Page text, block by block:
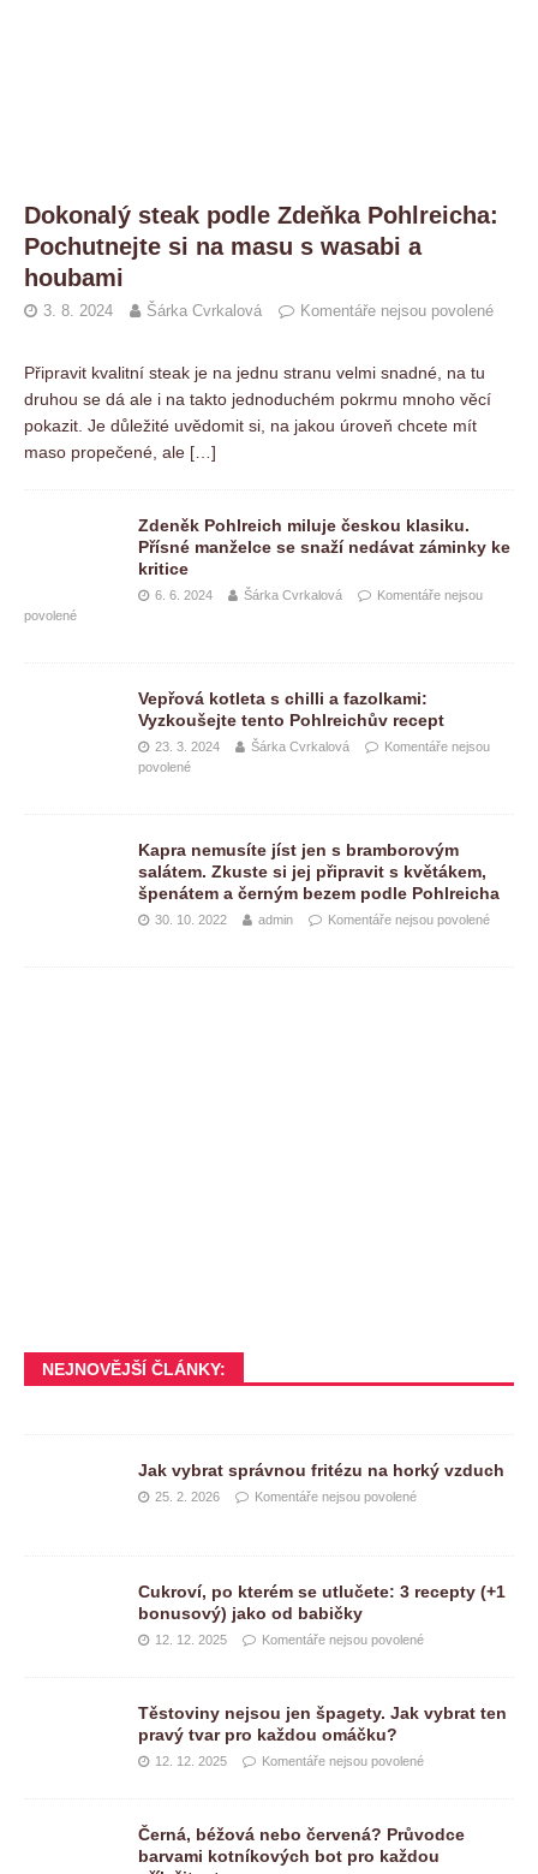
Dokonalý steak podle Zdeňka Pohlreicha:
Pochutnejte si na masu s wasabi a
houbami
3. 8. 2024 Šárka Cvrkalová Komentáře nejsou povolené
Připravit kvalitní steak je na jednu stranu velmi snadné, na tu
druhou se dá ale i na takto jednoduchém pokrmu mnoho věcí
pokazit. Je důležité uvědomit si, na jakou úroveň chcete mít
maso propečené, ale […]
Zdeněk Pohlreich miluje českou klasiku.
Přísné manželce se snaží nedávat záminky ke
kritice
6. 6. 2024 Šárka Cvrkalová
Komentáře nejsou
povolené
Vepřová kotleta s chilli a fazolkami:
Vyzkoušejte tento Pohlreichův recept
23. 3. 2024 Šárka Cvrkalová
Komentáře nejsou
povolené
Kapra nemusíte jíst jen s bramborovým
salátem. Zkuste si jej připravit s květákem,
špenátem a černým bezem podle Pohlreicha
30. 10. 2022 admin Komentáře nejsou povolené
NEJNOVĚJŠÍ ČLÁNKY:
Jak vybrat správnou fritézu na horký vzduch
25. 2. 2026 Komentáře nejsou povolené
Cukroví, po kterém se utlučete: 3 recepty (+1
bonusový) jako od babičky
12. 12. 2025 Komentáře nejsou povolené
Těstoviny nejsou jen špagety. Jak vybrat ten
pravý tvar pro každou omáčku?
12. 12. 2025 Komentáře nejsou povolené
Černá, béžová nebo červená? Průvodce
barvami kotníkových bot pro každou